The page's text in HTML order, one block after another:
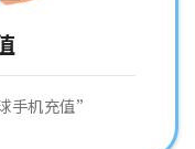
手机充值”